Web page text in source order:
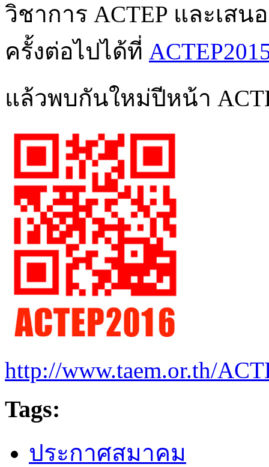
วิชาการ ACTEP และเส
ครั้งต่อไปได้ที่
แล้วพบกันใหม่ปีหน้า
http://www.taem.or.th/
Tags:
ประกาศสมาคม